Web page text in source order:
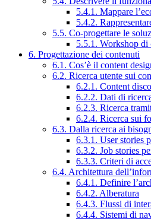
5.4.1. Mappare
5.4.2.
5.5. Co-progettare le
5.5.1. Workshop di
6. Progettazione dei contenuti
6.1. Cos’è il content
6.2. Ricerca utente sui
6.2.1. Content
6.2.2. Dati di
6.2.3. Ricerca
6.2.4. Ricerca sui
6.3. Dalla ricerca ai
6.3.1. User stories
6.3.2. Job stories
6.3.3. Criteri di
6.4. Architettura
6.4.1. Definire
6.4.2. Alberatura
6.4.3. Flussi di
6.4.4. Sistemi di